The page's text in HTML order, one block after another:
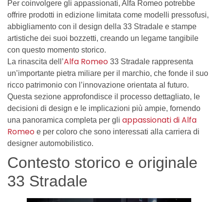
Per coinvolgere gli appassionati, Alfa Romeo potrebbe
offrire prodotti in edizione limitata come modelli pressofusi,
abbigliamento con il design della 33 Stradale e stampe
artistiche dei suoi bozzetti, creando un legame tangibile
con questo momento storico.
La rinascita dell’Alfa Romeo 33 Stradale rappresenta
un’importante pietra miliare per il marchio, che fonde il suo
ricco patrimonio con l’innovazione orientata al futuro.
Questa sezione approfondisce il processo dettagliato, le
decisioni di design e le implicazioni più ampie, fornendo
una panoramica completa per gli appassionati di Alfa
Romeo e per coloro che sono interessati alla carriera di
designer automobilistico.
Contesto storico e originale
33 Stradale